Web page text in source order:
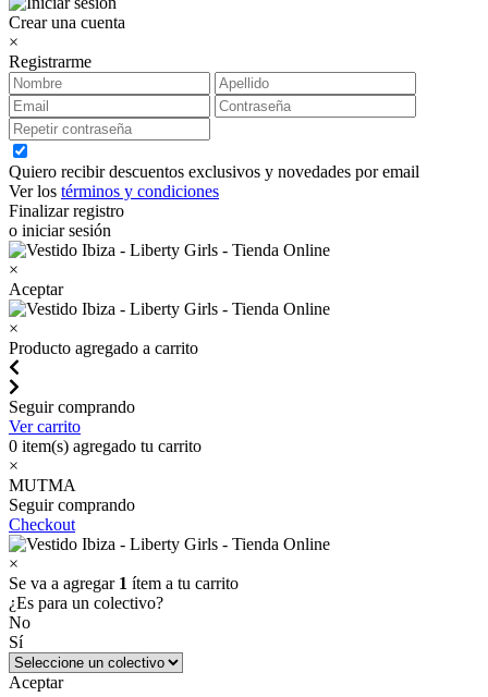
Crear una cuenta
×
Registrarme
Quiero recibir descuentos exclusivos y novedades por email
Ver los términos y condiciones
Finalizar registro
o iniciar sesión
×
Aceptar
×
Producto agregado a carrito
Seguir comprando
Ver carrito
0 item(s) agregado tu carrito
×
MUTMA
Seguir comprando
Checkout
×
Se va a agregar 1 ítem a tu carrito
¿Es para un colectivo?
No
Sí
Aceptar